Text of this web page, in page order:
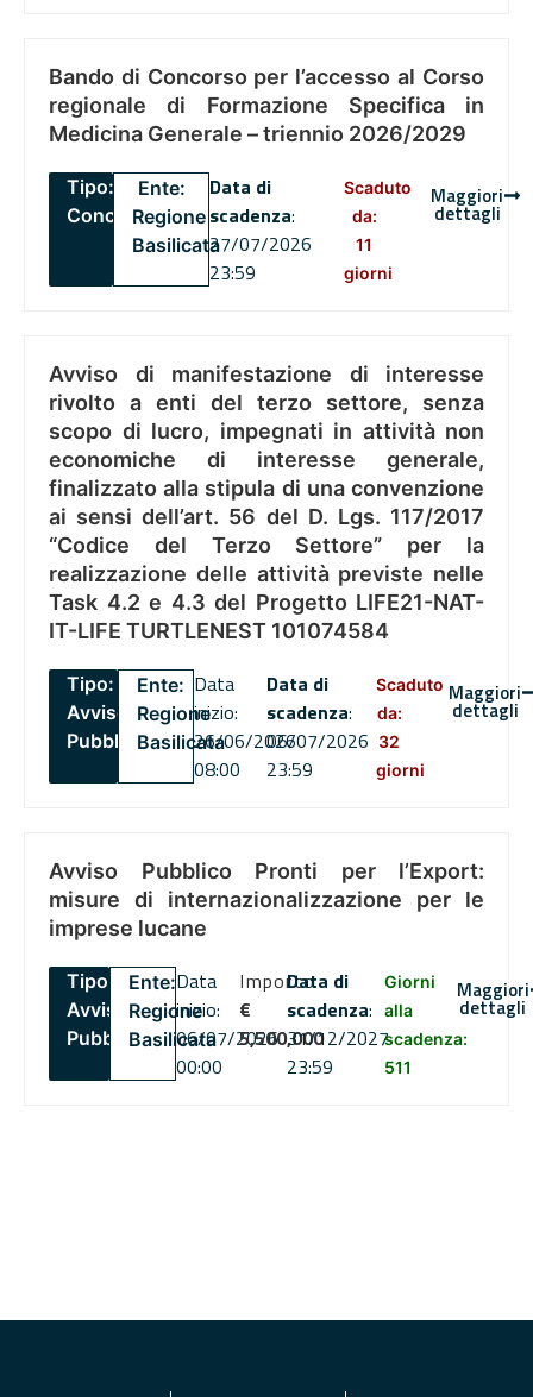
Bando di Concorso per l’accesso al Corso
regionale di Formazione Specifica in
Medicina Generale – triennio 2026/2029
Tipo:
Concorsi
Ente:
Regione
Basilicata
Data di
scadenza:
27/07/2026
23:59
Scaduto
da:
11
giorni
Maggiori
dettagli
Avviso di manifestazione di interesse
rivolto a enti del terzo settore, senza
scopo di lucro, impegnati in attività non
economiche di interesse generale,
finalizzato alla stipula di una convenzione
ai sensi dell’art. 56 del D. Lgs. 117/2017
“Codice del Terzo Settore” per la
realizzazione delle attività previste nelle
Task 4.2 e 4.3 del Progetto LIFE21-NAT-
IT-LIFE TURTLENEST 101074584
Tipo:
Avviso
Pubblico
Ente:
Regione
Basilicata
Data
inizio:
26/06/2026
08:00
Data di
scadenza:
06/07/2026
23:59
Scaduto
da:
32
giorni
Maggiori
dettagli
Avviso Pubblico Pronti per l’Export:
misure di internazionalizzazione per le
imprese lucane
Tipo:
Avviso
Pubblico
Ente:
Regione
Basilicata
Data
inizio:
06/07/2026
00:00
Importo
€
5,500,000
Data di
scadenza:
31/12/2027
23:59
Giorni
alla
scadenza:
511
Maggiori
dettagli